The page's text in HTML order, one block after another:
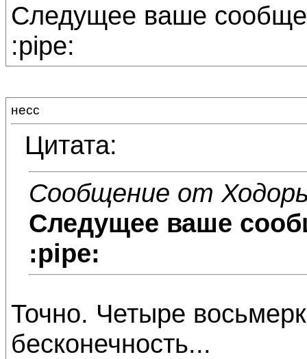
Следущее ваше
:pipe:
несс
Цитата:
Сообщение от
Следущее ваше
:pipe:
Точно. Четыре
бесконечность...